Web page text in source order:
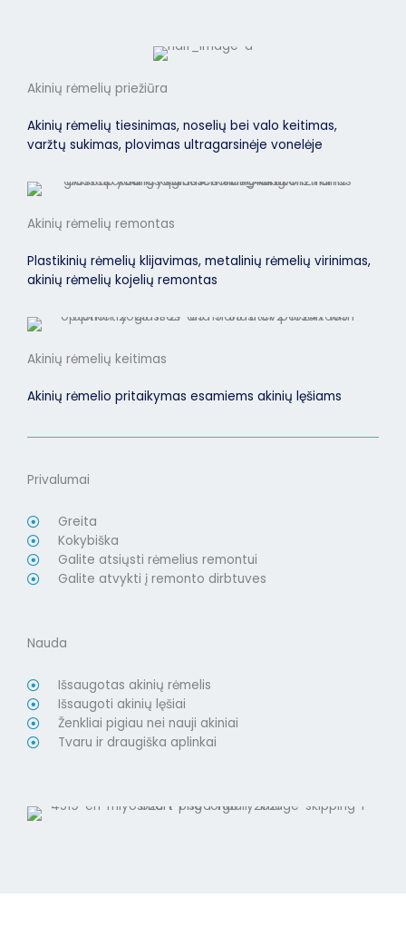
Akinių rėmelių priežiūra
Akinių rėmelių tiesinimas, noselių bei valo keitimas,
varžtų sukimas, plovimas ultragarsinėje vonelėje
Akinių rėmelių remontas
Plastikinių rėmelių klijavimas, metalinių rėmelių virinimas,
akinių rėmelių kojelių remontas
Akinių rėmelių keitimas
Akinių rėmelio pritaikymas esamiems akinių lęšiams
Privalumai
Greita
Kokybiška
Galite atsiųsti rėmelius remontui
Galite atvykti į remonto dirbtuves
Nauda
Išsaugotas akinių rėmelis
Išsaugoti akinių lęšiai
Ženkliai pigiau nei nauji akiniai
Tvaru ir draugiška aplinkai